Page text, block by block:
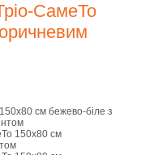
СамеТо